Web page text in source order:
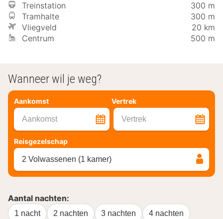
Treinstation
300 m
Tramhalte
300 m
Vliegveld
20 km
Centrum
500 m
Wanneer wil je weg?
Aankomst Vertrek
Aankomst Vertrek
Reisgezelschap
2 Volwassenen (1 kamer)
Aantal nachten:
1 nacht 2 nachten 3 nachten 4 nachten